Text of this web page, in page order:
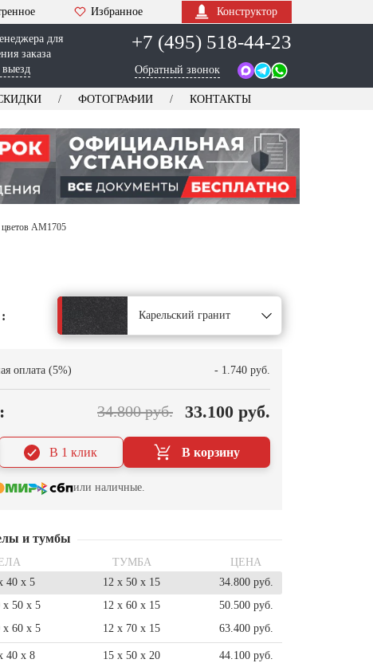
Избранное Конструктор
для
заказа
выезд
+7 (495) 518-44-23
Обратный звонок
ФОТОГРАФИИ КОНТАКТЫ
AM1705
Карельский гранит
оплата (5%) - 1.740 руб.
34.800 руб. 33.100 руб.
В корзину
В 1 клик
или наличные.
и тумбы
ТУМБА
ЦЕНА
40 x 5
12 x 50 x 15
34.800 руб.
x 50 x 5
12 x 60 x 15
50.500 руб.
x 60 x 5
12 x 70 x 15 63.400 руб.
40 x 8 15 x 50 x 20
44.100 руб.